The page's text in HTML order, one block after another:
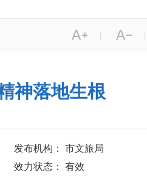
| |
神落地生根
发布机构： 市文旅局
效力状态： 有效